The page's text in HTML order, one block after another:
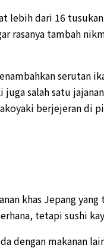
lebih dari 16
rasanya tambah
serutan
juga salah satu
berjejeran di
khas Jepang
tetapi sushi
dengan makanan